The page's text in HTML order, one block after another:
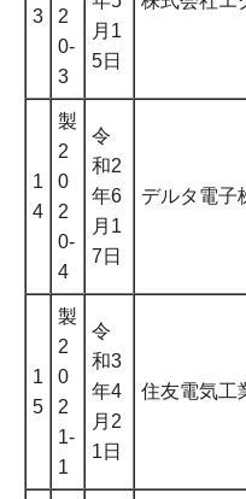
3
2
0-
3
月1
5日
1
4
製
2
0
2
0-
4
令
和2
年6
月1
7日
デルタ電子
1
5
製
2
0
2
1-
1
令
和3
年4
月2
1日
住友電気工